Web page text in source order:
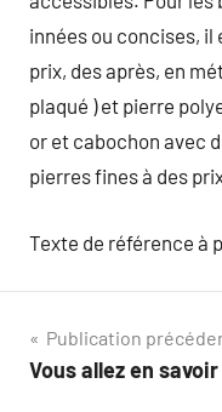
innées ou concises,
prix, des après, en
plaqué ) et pierre
or et cabochon avec
pierres fines à des
Texte de référence à
Navigation
de
Publication
Vous allez en